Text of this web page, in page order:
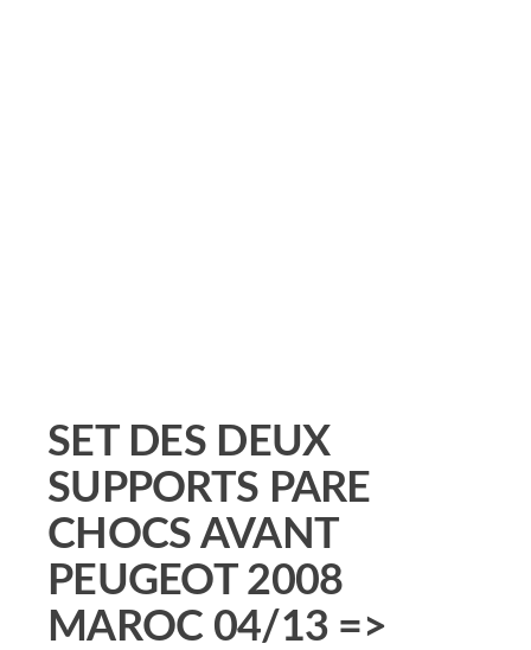
SET DES DEUX
SUPPORTS PARE
CHOCS AVANT
PEUGEOT 2008
MAROC 04/13 =>